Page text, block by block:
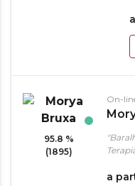
95.8 %
(1895)
On-
a